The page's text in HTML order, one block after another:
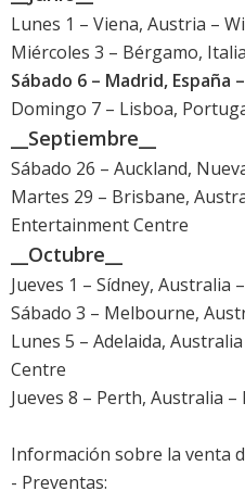
Lunes 1 – Viena, Austria –
Miércoles 3 – Bérgamo,
Sábado 6 – Madrid, España
Domingo 7 – Lisboa,
__Septiembre__
Sábado 26 – Auckland,
Martes 29 – Brisbane,
Entertainment Centre
__Octubre__
Jueves 1 – Sídney, Australia
Sábado 3 – Melbourne,
Lunes 5 – Adelaida,
Centre
Jueves 8 – Perth, Australia –
Información sobre la venta
- Preventas: